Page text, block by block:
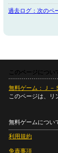
過去ログ：次のペ
このページについ
無料ゲーム：Ｊ－
このページは、リ
無料ゲームについ
利用規約
免責事項